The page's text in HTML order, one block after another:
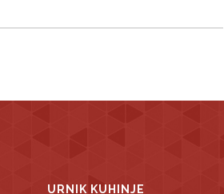
URNIK KUHINJE